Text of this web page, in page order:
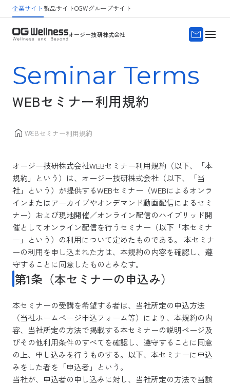
企業サイト製品サイトOGWグループサイト
オージー技研株式会社
サイトマップ
よくある質問
Seminar Terms
WEBセミナー利用規約
WEBセミナー利用規約
オージー技研株式会社WEBセミナー利用規約（以下、「本
規約」という）は、オージー技研株式会社（以下、「当
社」という）が提供するWEBセミナー（WEBによるオンラ
インまたはアーカイブやオンデマンド動画配信によるセミ
ナー）および現地開催／オンライン配信のハイブリッド開
催としてオンライン配信を行うセミナー（以下「本セミナ
ー」という）の利用について定めたものである。 本セミナ
ーの利用を申し込まれた方は、本規約の内容を確認し、遵
守することに同意したものとみなす。
第1条（本セミナーの申込み）
本セミナーの受講を希望する者は、当社所定の申込方法
（当社ホームページ申込フォーム等）により、本規約の内
容、当社所定の方法で掲載する本セミナーの説明ページ及
びその他利用条件のすべてを確認し、遵守することに同意
の上、申し込みを行うものする。以下、本セミナーに申込
みをした者を「申込者」という。
当社が、申込者の申し込みに対し、当社所定の方法で当該